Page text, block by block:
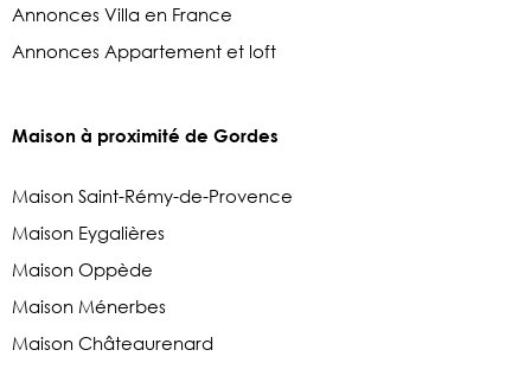
Annonces Villa en France
Annonces Appartement et loft
Maison à proximité de Gordes
Maison Saint-Rémy-de-Provence
Maison Eygalières
Maison Oppède
Maison Ménerbes
Maison Châteaurenard